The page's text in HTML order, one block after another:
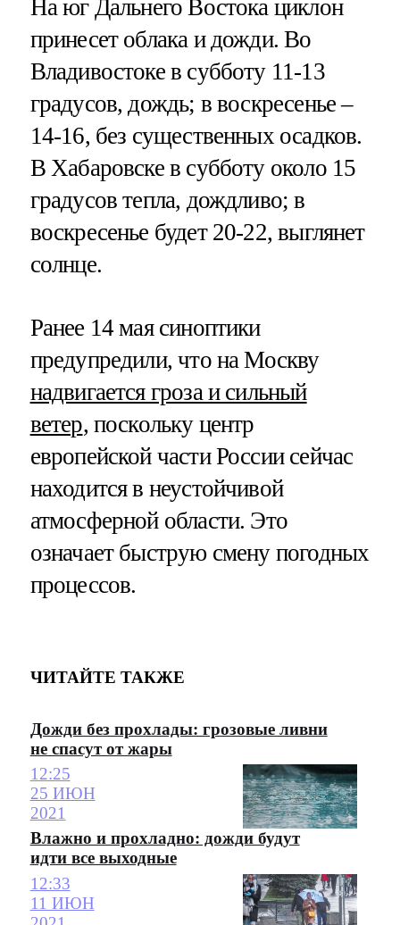
На юг Дальнего Востока циклон
принесет облака и дожди. Во
Владивостоке в субботу 11-13
градусов, дождь; в воскресенье –
14-16, без существенных осадков.
В Хабаровске в субботу около 15
градусов тепла, дождливо; в
воскресенье будет 20-22, выглянет
солнце.
Ранее 14 мая синоптики
предупредили, что на Москву
надвигается гроза и сильный
ветер, поскольку центр
европейской части России сейчас
находится в неустойчивой
атмосферной области. Это
означает быструю смену погодных
процессов.
ЧИТАЙТЕ ТАКЖЕ
Дожди без прохлады: грозовые ливни
не спасут от жары
12:25
25 ИЮН
2021
Влажно и прохладно: дожди будут
идти все выходные
12:33
11 ИЮН